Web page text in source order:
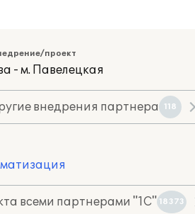
проект
- м. Павелецкая
внедрения партнера 118
всеми партнерами "1С" 18373